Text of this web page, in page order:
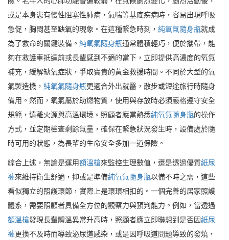
或是本身患有慢性阻塞性肺病，氣喘等基底疾病時，容易出現呼吸
急促，胸悶甚至缺氧的現象。在這種緊急時刻， 純氧氣隨身瓶就成
為了救命的關鍵裝備。 純氧氣隨身瓶通常體積輕巧，便於攜帶，能
夠在救護車抵達前或長輩感到不適的當下，立即提供高濃度的氧氣
補充，緩解缺氧症狀，爭取寶貴的黃金救援時間。不同於大型的氧
氣製造機， 純氧氣隨身瓶更適合外出就醫，散步或短途旅行時隨身
備用。然而，氧氣屬於助燃物質，使用與存放時必須嚴格遵守安全
規範，遠離火源與高溫環境。照顧者應當熟悉純氧氣隨身瓶的操作
方式，並定期檢查剩餘氣量，確保在緊急狀況發生時，設備處於隨
時可用的狀態，為長輩的生命安全多加一道保險。
綜合上述，無論是運用額溫槍來監控生理數值，還是透過優質紙尿
褲來維持衛生舒適，抑或是準備純氧氣隨身瓶以備不時之需，這些
看似獨立的照護環節，實際上是環環相扣的。一個完善的居家照護
體系，需要照顧者具備全方位的觀察力與預判能力。例如，當透過
額溫槍發現長輩體溫異常升高時，照顧者應立即聯想到是否因紙尿
褲更換不及時而導致泌尿道感染，或是因呼吸道問題導致的發燒，